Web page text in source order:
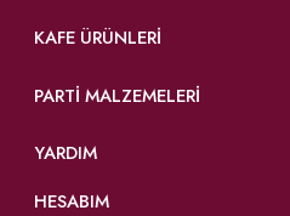
KAFE ÜRÜNLERI
PARTI MALZEMELERI
YARDIM
HESABIM